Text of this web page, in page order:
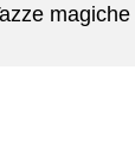
magiche